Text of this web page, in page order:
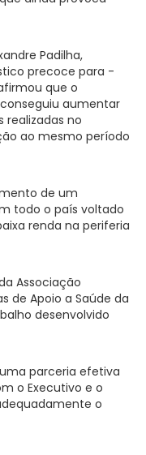
Padilha,
precoce para
que o
aumentar
no
ao mesmo período
de um
todo o país voltado
­renda na periferia
Associação
de Apoio a Saúde da
desenvolvido
parceria efetiva
o Executivo e o
o